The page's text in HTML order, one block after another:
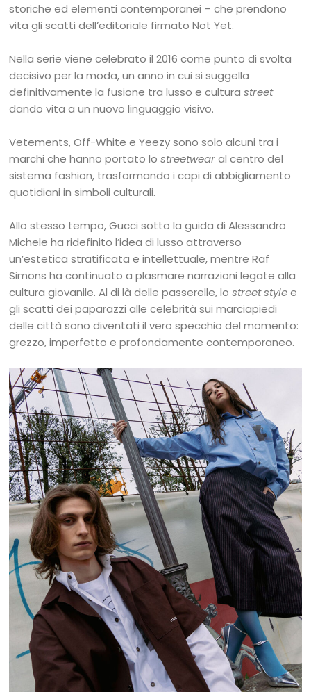
storiche ed elementi contemporanei – che prendono
vita gli scatti dell’editoriale firmato Not Yet.
Nella serie viene celebrato il 2016 come punto di svolta
decisivo per la moda, un anno in cui si suggella
definitivamente la fusione tra lusso e culturastreet
dando vita a un nuovo linguaggio visivo.
Vetements, Off-White e Yeezy sono solo alcuni tra i
marchi che hanno portato lostreetwearal centro del
sistema fashion, trasformando i capi di abbigliamento
quotidiani in simboli culturali.
Allo stesso tempo, Gucci sotto la guida di Alessandro
Michele ha ridefinito l’idea di lusso attraverso
un’estetica stratificata e intellettuale, mentre Raf
Simons ha continuato a plasmare narrazioni legate alla
cultura giovanile. Al di là delle passerelle, lostreet stylee
gli scatti dei paparazzi alle celebrità sui marciapiedi
delle città sono diventati il vero specchio del momento:
grezzo, imperfetto e profondamente contemporaneo.